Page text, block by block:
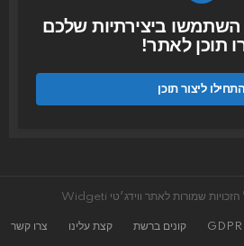
השתמשו ביצירתיות שלכם
תוכן לאתר!
התחילו ליצור תוכן
קונים ברשת קצת עלינו צרו קשר